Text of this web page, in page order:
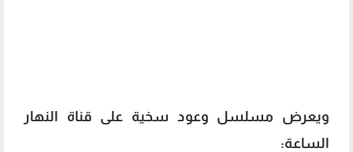
ويعرض مسلسل وعود سخية على قناة النهار
الساعة: